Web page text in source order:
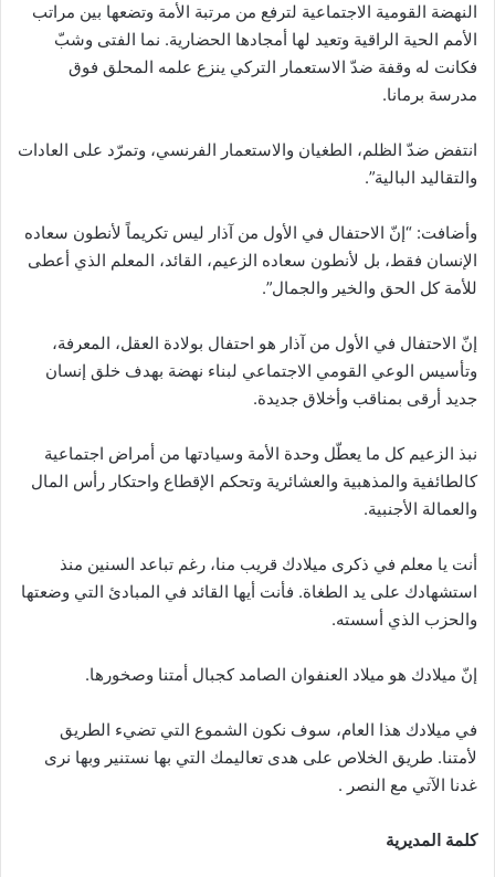
النهضة القومية الاجتماعية لترفع من مرتبة الأمة وتضعها بين مراتب
الأمم الحية الراقية وتعيد لها أمجادها الحضارية. نما الفتى وشبّ
فكانت له وقفة ضدّ الاستعمار التركي ينزع علمه المحلق فوق
مدرسة برمانا.
انتفض ضدّ الظلم، الطغيان والاستعمار الفرنسي، وتمرّد على العادات
والتقاليد البالية”.
وأضافت: “إنّ الاحتفال في الأول من آذار ليس تكريماً لأنطون سعاده
الإنسان فقط، بل لأنطون سعاده الزعيم، القائد، المعلم الذي أعطى
للأمة كل الحق والخير والجمال”.
إنّ الاحتفال في الأول من آذار هو احتفال بولادة العقل، المعرفة،
وتأسيس الوعي القومي الاجتماعي لبناء نهضة بهدف خلق إنسان
جديد أرقى بمناقب وأخلاق جديدة.
نبذ الزعيم كل ما يعطّل وحدة الأمة وسيادتها من أمراض اجتماعية
كالطائفية والمذهبية والعشائرية وتحكم الإقطاع واحتكار رأس المال
والعمالة الأجنبية.
أنت يا معلم في ذكرى ميلادك قريب منا، رغم تباعد السنين منذ
استشهادك على يد الطغاة. فأنت أيها القائد في المبادئ التي وضعتها
والحزب الذي أسسته.
إنّ ميلادك هو ميلاد العنفوان الصامد كجبال أمتنا وصخورها.
في ميلادك هذا العام، سوف نكون الشموع التي تضيء الطريق
لأمتنا. طريق الخلاص على هدى تعاليمك التي بها نستنير وبها نرى
غدنا الآتي مع النصر .
كلمة المديرية